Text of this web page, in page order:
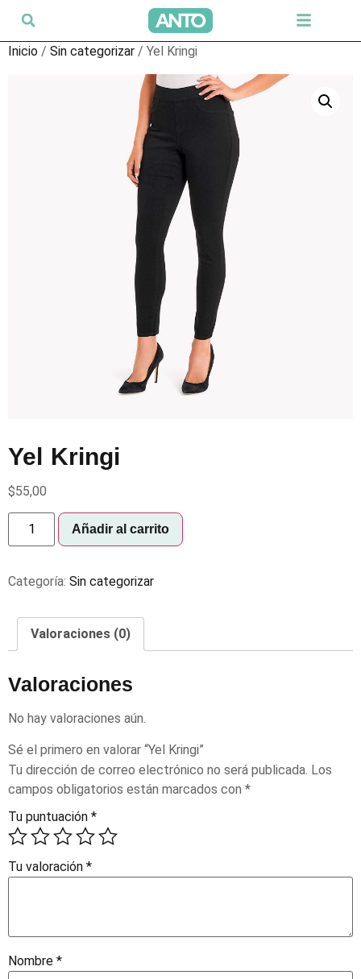
Inicio / Sin categorizar / Yel Kringi
Yel Kringi
$55,00
Añadir al carrito
Categoría: Sin categorizar
Valoraciones (0)
Valoraciones
No hay valoraciones aún.
Sé el primero en valorar “Yel Kringi”
Tu dirección de correo electrónico no será publicada. Los
campos obligatorios están marcados con *
Tu puntuación *
Tu valoración *
Nombre *